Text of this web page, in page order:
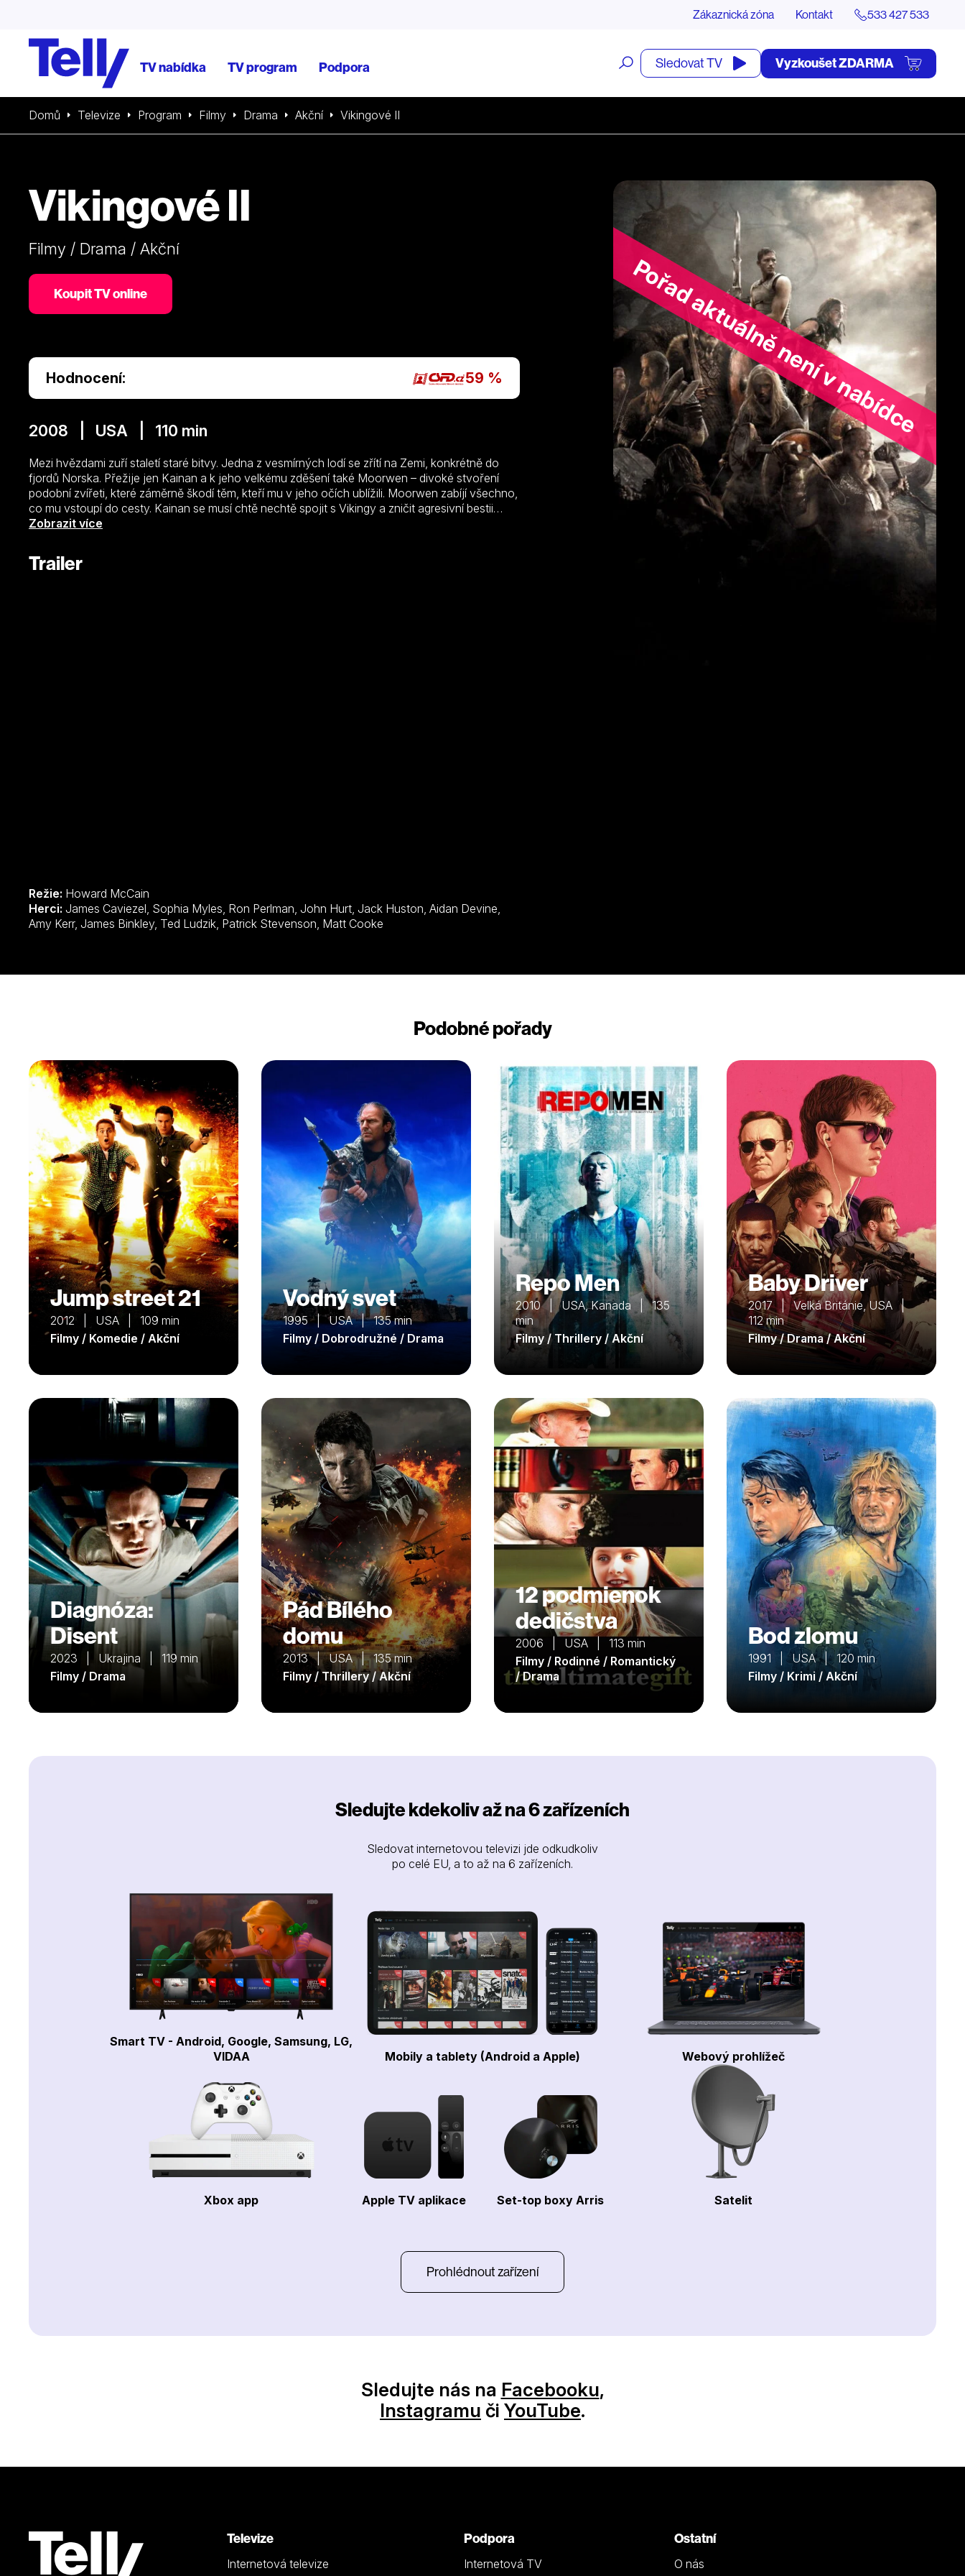
Zákaznická zóna Kontakt 533 427 533
TV nabídka TV program Podpora
Otevřít
vyhledávání
Sledovat TV Vyzkoušet ZDARMA
Domů Televize Program Filmy Drama Akční Vikingové II
Pořad aktuálně není v nabídce
Vikingové II
Filmy / Drama / Akční
Koupit TV online
Hodnocení: 59 %
2008 | USA | 110 min
Mezi hvězdami zuří staletí staré bitvy. Jedna z vesmírných lodí se zřítí na Zemi, konkrétně do
fjordů Norska. Přežije jen Kainan a k jeho velkému zděšení také Moorwen – divoké stvoření
podobní zvířeti, které záměrně škodí těm, kteří mu v jeho očích ublížili. Moorwen zabíjí všechno,
co mu vstoupí do cesty. Kainan se musí chtě nechtě spojit s Vikingy a zničit agresivní bestii
dříve, než ona zničí je.
Zobrazit více
Trailer
Režie: Howard McCain
Herci:
Amy Kerr, James Binkley, Ted Ludzik, Patrick Stevenson, Matt Cooke
Podobné pořady
Jump street 21
2012 | USA | 109 min
Filmy / Komedie / Akční
Vodný svet
1995 | USA | 135 min
Filmy / Dobrodružné / Drama
Repo Men
2010 | USA, Kanada | 135
min
Filmy / Thrillery / Akční
Baby Driver
2017 | Velká Británie, USA |
112 min
Filmy / Drama / Akční
Diagnóza:
Disent
2023 | Ukrajina | 119 min
Filmy / Drama
Pád Bílého
domu
2013 | USA | 135 min
Filmy / Thrillery / Akční
12 podmienok
dedičstva
2006 | USA | 113 min
Filmy / Rodinné / Romantický
/ Drama
Bod zlomu
1991 | USA | 120 min
Filmy / Krimi / Akční
Sledujte kdekoliv až na 6 zařízeních
Sledovat internetovou televizi jde odkudkoliv
po celé EU, a to až na 6 zařízeních.
Smart TV - Android, Google, Samsung, LG,
VIDAA
Mobily a tablety (Android a Apple) Webový prohlížeč
Xbox app Apple TV aplikace Set-top boxy Arris Satelit
Prohlédnout zařízení
Sledujte nás na Facebooku,
Instagramu či YouTube.
Televize
Internetová televize
Podpora
Internetová TV
Ostatní
O nás